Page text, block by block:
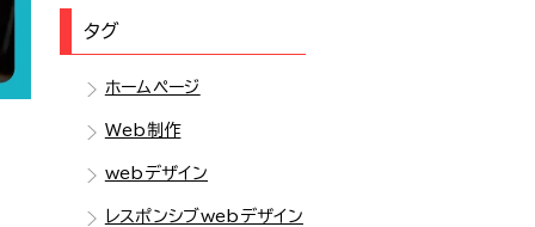
タグ
ホームページ
Web制作
webデザイン
レスポンシブwebデザイン